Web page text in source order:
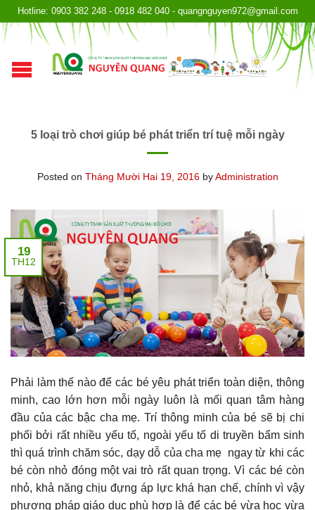
Hotline: 0903 382 248 - 0918 482 040 - quangnguyen972@gmail.com
5 loại trò chơi giúp bé phát triển trí tuệ mỗi ngày
Posted on Tháng Mười Hai 19, 2016byAdministration
19
TH12
Phải làm thế nào để các bé yêu phát triển toàn diện, thông
minh, cao lớn hơn mỗi ngày luôn là mối quan tâm hàng
đầu của các bậc cha mẹ. Trí thông minh của bé sẽ bị chi
phối bởi rất nhiều yếu tố, ngoài yếu tố di truyền bẩm sinh
thì quá trình chăm sóc, dạy dỗ của cha mẹ ngay từ khi các
bé còn nhỏ đóng một vai trò rất quan trọng. Vì các bé còn
nhỏ, khả năng chịu đựng áp lực khá hạn chế, chính vì vậy
phương pháp giáo dục phù hợp là để các bé vừa học vừa